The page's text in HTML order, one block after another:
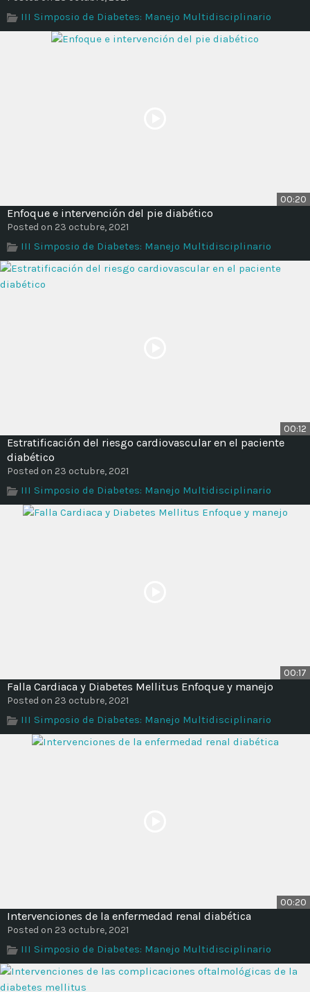
III Simposio de Diabetes: Manejo Multidisciplinario
00:20
Enfoque e intervención del pie diabético
Posted on 23 octubre, 2021
III Simposio de Diabetes: Manejo Multidisciplinario
00:12
Estratificación del riesgo cardiovascular en el paciente
diabético
Posted on 23 octubre, 2021
III Simposio de Diabetes: Manejo Multidisciplinario
00:17
Falla Cardiaca y Diabetes Mellitus Enfoque y manejo
Posted on 23 octubre, 2021
III Simposio de Diabetes: Manejo Multidisciplinario
00:20
Intervenciones de la enfermedad renal diabética
Posted on 23 octubre, 2021
III Simposio de Diabetes: Manejo Multidisciplinario